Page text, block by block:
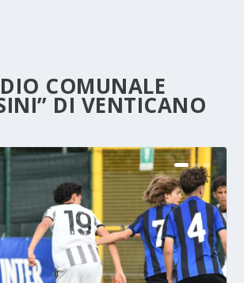
COMUNALE
DI VENTICANO